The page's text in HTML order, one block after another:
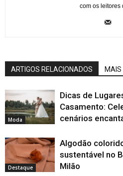
com os leitores
ARTIGOS RELACIONADOS MAIS
Moda
Dicas de
Casamento:
cenários
Destaque
Algodão
sustentável no
Milão